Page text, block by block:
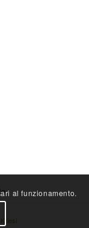
Kriesi
al funzionamento.